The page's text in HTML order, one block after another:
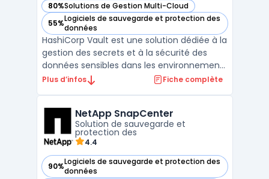
80%Solutions de Gestion Multi-Cloud
— voir Vault dans cette catégorie
55%Logiciels de sauvegarde et protection des
données
— voir Vault dans cette catégorie
HashiCorp Vault est une solution dédiée à la
gestion des secrets et à la sécurité des
données sensibles dans les environnements
informatiques complexes. Il s’adresse aux
Plus d’infos Fiche complète
NetApp SnapCenter
Solution de sauvegarde et
protection des
4.4
90%Logiciels de sauvegarde et protection des
données
— voir NetApp SnapCenter dans cette catégorie